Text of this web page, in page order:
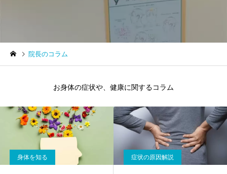
10代の自律神経の乱れ｜起
によるアプローチ
ぎっくり腰にお悩みの
院長のコラム
お身体の症状や、健康に関するコラム
身体を知る 症状の原因解説